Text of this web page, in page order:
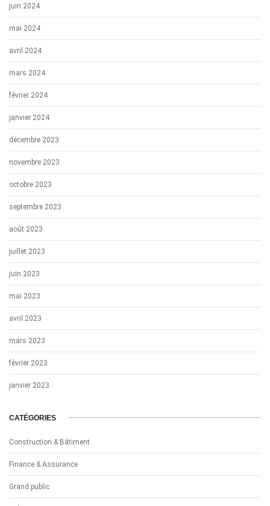
juin 2024
mai 2024
avril 2024
mars 2024
février 2024
janvier 2024
décembre 2023
novembre 2023
octobre 2023
septembre 2023
août 2023
juillet 2023
juin 2023
mai 2023
avril 2023
mars 2023
février 2023
janvier 2023
CATÉGORIES
Construction & Bâtiment
Finance & Assurance
Grand public